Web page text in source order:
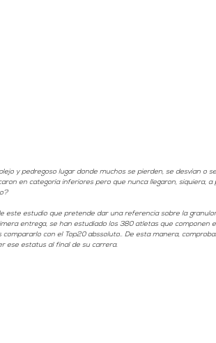
y pedregoso lugar donde muchos se pierden, se desvían o
en categoría inferiores pero que nunca llegaron, siquiera,
este estudio que pretende dar una referencia sobre la
entrega, se han estudiado los 380 atletas que componen
con el Top20 abssoluto.. De esta manera,
ese estatus al final de su carrera.